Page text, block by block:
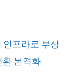
인프라로 부상
환 본격화